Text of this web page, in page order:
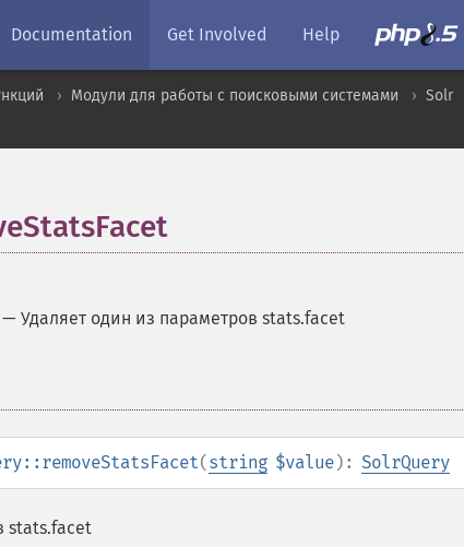
Documentation Get Involved Help
Модули для работы с поисковыми системами
Solr
— Удаляет один из параметров stats.facet
(string $value): SolrQuery
stats.facet